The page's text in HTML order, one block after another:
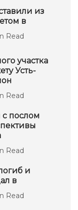
из
в
Read
участка
Усть-
Read
с послом
Read
и
в
Read